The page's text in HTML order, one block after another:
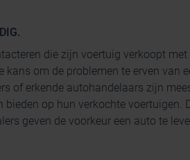
die zijn voertuig verkoopt
om de problemen te erven
of erkende autohandelaars zijn
op hun verkochte
geven de voorkeur een auto te